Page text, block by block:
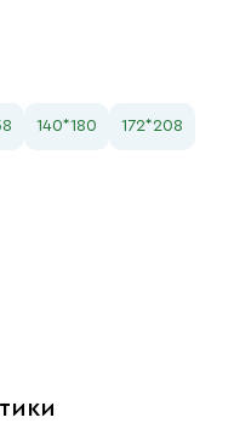
140*180 172*208